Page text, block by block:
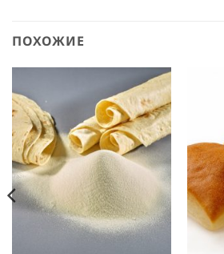
ПОХОЖИЕ